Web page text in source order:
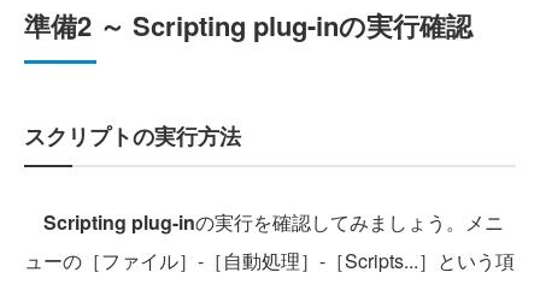
準備2 ～ Scripting plug-inの実行確認
スクリプトの実行方法
Scripting plug-inの実行を確認してみましょう。メニ
ューの［ファイル］-［自動処理］-［Scripts...］という項